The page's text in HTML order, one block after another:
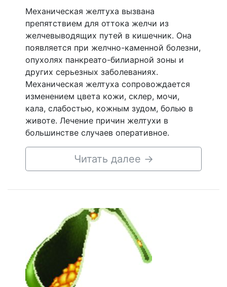
Механическая желтуха вызвана
препятствием для оттока желчи из
желчевыводящих путей в кишечник. Она
появляется при желчно-каменной болезни,
опухолях панкреато-билиарной зоны и
других серьезных заболеваниях.
Механическая желтуха сопровождается
изменением цвета кожи, склер, мочи,
кала, слабостью, кожным зудом, болью в
животе. Лечение причин желтухи в
большинстве случаев оперативное.
Читать далее →